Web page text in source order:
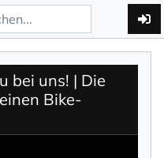
bei uns! | Die
Bike-